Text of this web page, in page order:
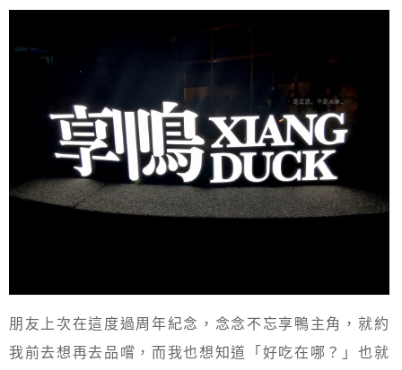
朋友上次在這度過周年紀念，念念不忘享鴨主角，就約
我前去想再去品嚐，而我也想知道「好吃在哪？」也就